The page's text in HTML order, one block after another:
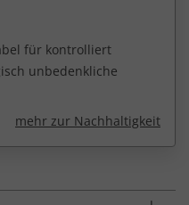
für kontrolliert
unbedenkliche
mehr zur Nachhaltigkeit